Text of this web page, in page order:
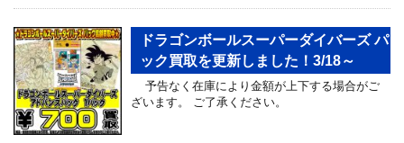
ドラゴンボールスーパーダイバーズ パ
ック買取を更新しました！3/18～
予告なく在庫により金額が上下する場合がご
ざいます。 ご了承ください。